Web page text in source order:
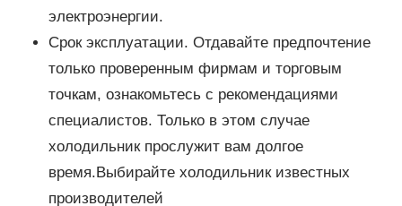
электроэнергии.
Срок эксплуатации. Отдавайте предпочтение
только проверенным фирмам и торговым
точкам, ознакомьтесь с рекомендациями
специалистов. Только в этом случае
холодильник прослужит вам долгое
время.Выбирайте холодильник известных
производителей